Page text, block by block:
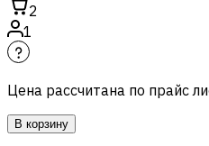
2
1
Цена рассчитана по прайс
В корзину